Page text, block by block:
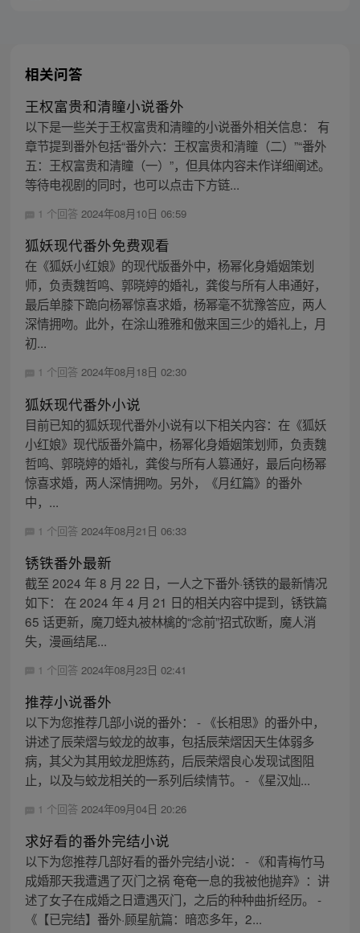
相关问答
王权富贵和清瞳小说番外
以下是一些关于王权富贵和清瞳的小说番外相关信息： 有
章节提到番外包括“番外六：王权富贵和清瞳（二）”“番外
五：王权富贵和清瞳（一）”，但具体内容未作详细阐述。
等待电视剧的同时，也可以点击下方链...
1 个回答 2024年08月10日 06:59
狐妖现代番外免费观看
在《狐妖小红娘》的现代版番外中，杨幂化身婚姻策划
师，负责魏哲鸣、郭晓婷的婚礼，龚俊与所有人串通好，
最后单膝下跪向杨幂惊喜求婚，杨幂毫不犹豫答应，两人
深情拥吻。此外，在涂山雅雅和傲来国三少的婚礼上，月
初...
1 个回答 2024年08月18日 02:30
狐妖现代番外小说
目前已知的狐妖现代番外小说有以下相关内容：在《狐妖
小红娘》现代版番外篇中，杨幂化身婚姻策划师，负责魏
哲鸣、郭晓婷的婚礼，龚俊与所有人篡通好，最后向杨幂
惊喜求婚，两人深情拥吻。另外，《月红篇》的番外
中，...
1 个回答 2024年08月21日 06:33
锈铁番外最新
截至 2024 年 8 月 22 日，一人之下番外·锈铁的最新情况
如下： 在 2024 年 4 月 21 日的相关内容中提到，锈铁篇
65 话更新，魔刀蛭丸被林檎的“念前”招式砍断，魔人消
失，漫画结尾...
1 个回答 2024年08月23日 02:41
推荐小说番外
以下为您推荐几部小说的番外： - 《长相思》的番外中，
讲述了辰荣熠与蛟龙的故事，包括辰荣熠因天生体弱多
病，其父为其用蛟龙胆炼药，后辰荣熠良心发现试图阻
止，以及与蛟龙相关的一系列后续情节。 - 《星汉灿...
1 个回答 2024年09月04日 20:26
求好看的番外完结小说
以下为您推荐几部好看的番外完结小说： - 《和青梅竹马
成婚那天我遭遇了灭门之祸 奄奄一息的我被他抛弃》：讲
述了女子在成婚之日遭遇灭门，之后的种种曲折经历。 -
《【已完结】番外·顾星航篇：暗恋多年，2...